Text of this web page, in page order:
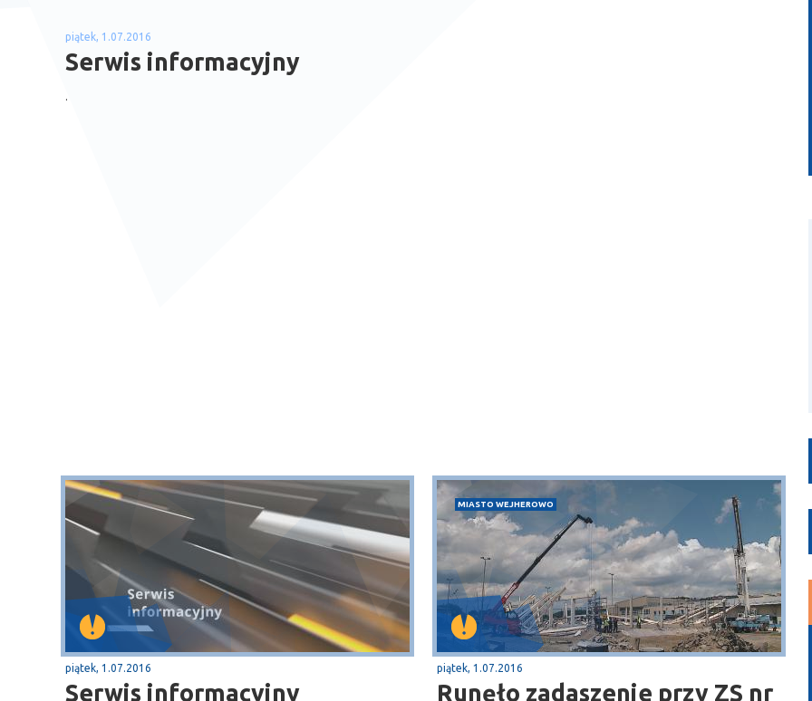
piątek, 1.07.2016
Serwis informacyjny
.
piątek, 1.07.2016
Serwis informacyjny
MIASTO WEJHEROWO
piątek, 1.07.2016
Runęło zadaszenie przy ZS nr